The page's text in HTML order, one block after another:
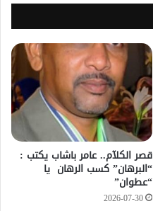
قصر الكلآم.. عامر باشاب يكتب :
“البرهان” كسب الرهان يا
“عطوان”
2026-07-30